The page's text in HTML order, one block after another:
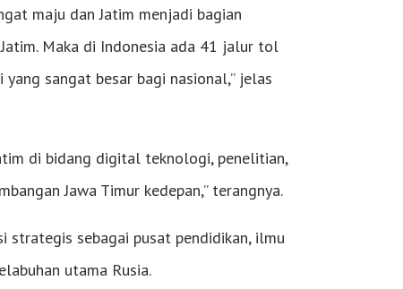
maju dan Jatim menjadi bagian
Maka di Indonesia ada 41 jalur tol
sangat besar bagi nasional,” jelas
di bidang digital teknologi, penelitian,
Jawa Timur kedepan,” terangnya.
strategis sebagai pusat pendidikan, ilmu
utama Rusia.